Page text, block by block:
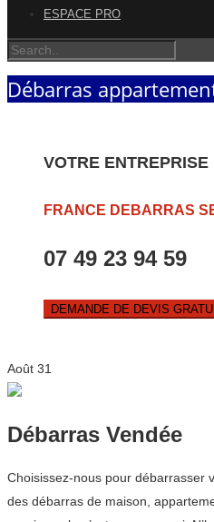
ESPACE PRO
Débarras
VOTRE
FRANCE DEBARRAS
07 49 23 94 59
DEMANDE DE DEVIS
Août 31
Débarras Vendée
Choisissez-nous pour débarrasser
des débarras de maison,